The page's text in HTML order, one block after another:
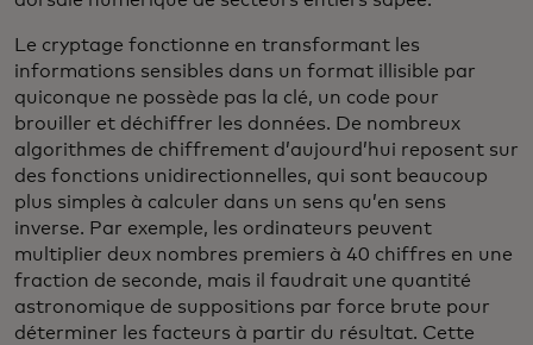
Le cryptage fonctionne en transformant les
informations sensibles dans un format illisible par
quiconque ne possède pas la clé, un code pour
brouiller et déchiffrer les données. De nombreux
algorithmes de chiffrement d’aujourd’hui reposent sur
des fonctions unidirectionnelles, qui sont beaucoup
plus simples à calculer dans un sens qu’en sens
inverse. Par exemple, les ordinateurs peuvent
multiplier deux nombres premiers à 40 chiffres en une
fraction de seconde, mais il faudrait une quantité
astronomique de suppositions par force brute pour
déterminer les facteurs à partir du résultat. Cette